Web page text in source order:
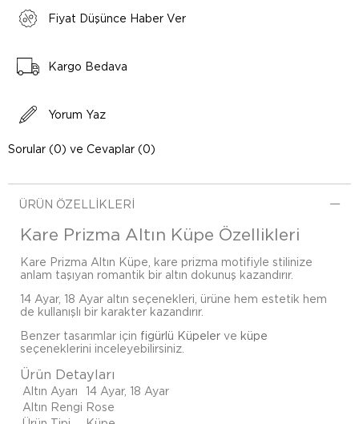
Fiyat Düşünce Haber Ver
Kargo Bedava
Yorum Yaz
Sorular (0) ve Cevaplar (0)
ÜRÜN ÖZELLIKLERI
Kare Prizma Altın Küpe Özellikleri
Kare Prizma Altın Küpe, kare prizma motifiyle stilinize
anlam taşıyan romantik bir altın dokunuş kazandırır.
14 Ayar, 18 Ayar altın seçenekleri, ürüne hem estetik hem
de kullanışlı bir karakter kazandırır.
Benzer tasarımlar için figürlü Küpeler ve küpe
seçeneklerini inceleyebilirsiniz.
Ürün Detayları
Altın Ayarı
14 Ayar, 18 Ayar
Altın Rengi Rose